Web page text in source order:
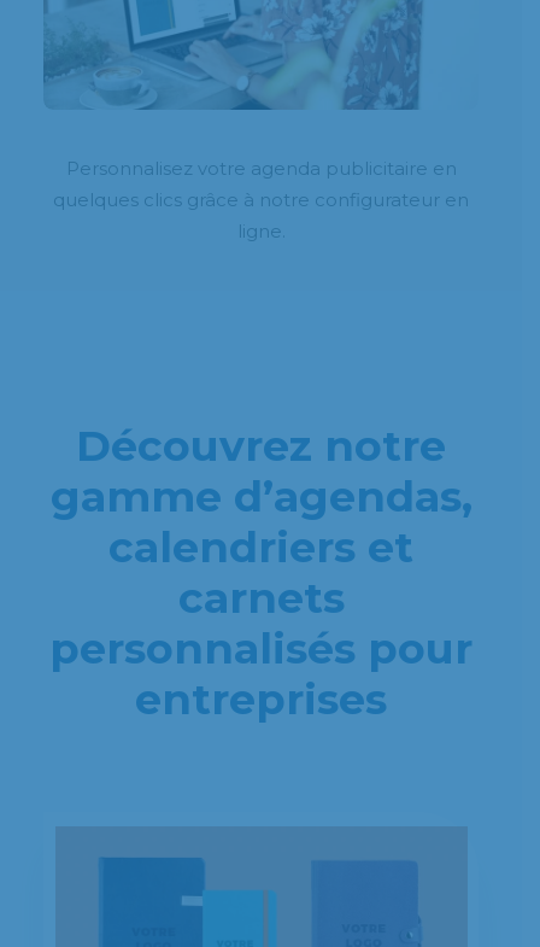
Personnalisez votre agenda publicitaire en
quelques clics grâce à notre configurateur en
ligne.
Découvrez notre
gamme d’agendas,
calendriers et
carnets
personnalisés pour
entreprises